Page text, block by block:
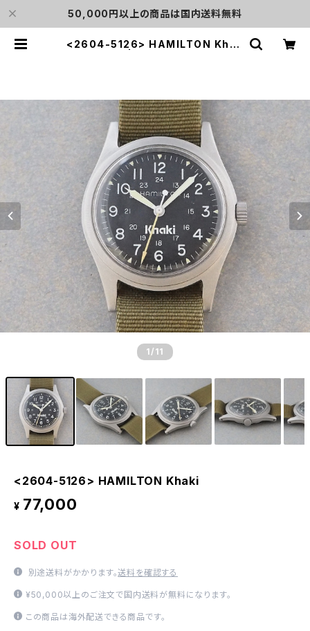
50,000円以上の商品は国内送料無料
<2604-5126> HAMILTON Khak
1 /11
<2604-5126> HAMILTON Khaki
¥ 77,000
SOLD OUT
別途送料がかかります。送料を確認する
¥50,000以上のご注文で国内送料が無料になります。
この商品は海外配送できる商品です。